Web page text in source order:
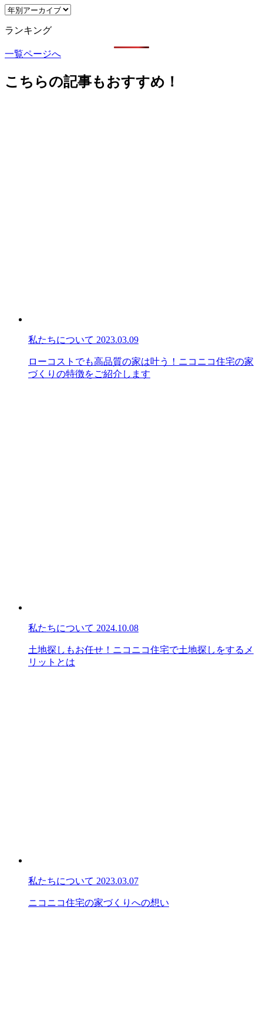
ランキング
一覧ページへ
こちらの記事もおすすめ！
私たちについて 2023.03.09
ローコストでも高品質の家は叶う！ニコニコ住宅の家
づくりの特徴をご紹介します
私たちについて 2024.10.08
土地探しもお任せ！ニコニコ住宅で土地探しをするメ
リットとは
私たちについて 2023.03.07
ニコニコ住宅の家づくりへの想い